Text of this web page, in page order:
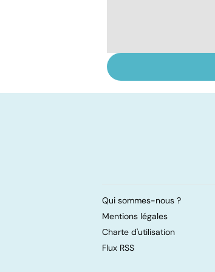
conseils
Qui sommes-nous ?
Mentions légales
Charte d'utilisation
Flux RSS